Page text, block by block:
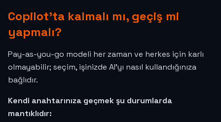
Copilot'ta kalmalı mı, geçiş mi
yapmalı?
Pay-as-you-go modeli her zaman ve herkes için karlı
olmayabilir; seçim, işinizde AI'yı nasıl kullandığınıza
bağlıdır.
Kendi anahtarınıza geçmek şu durumlarda
mantıklıdır: